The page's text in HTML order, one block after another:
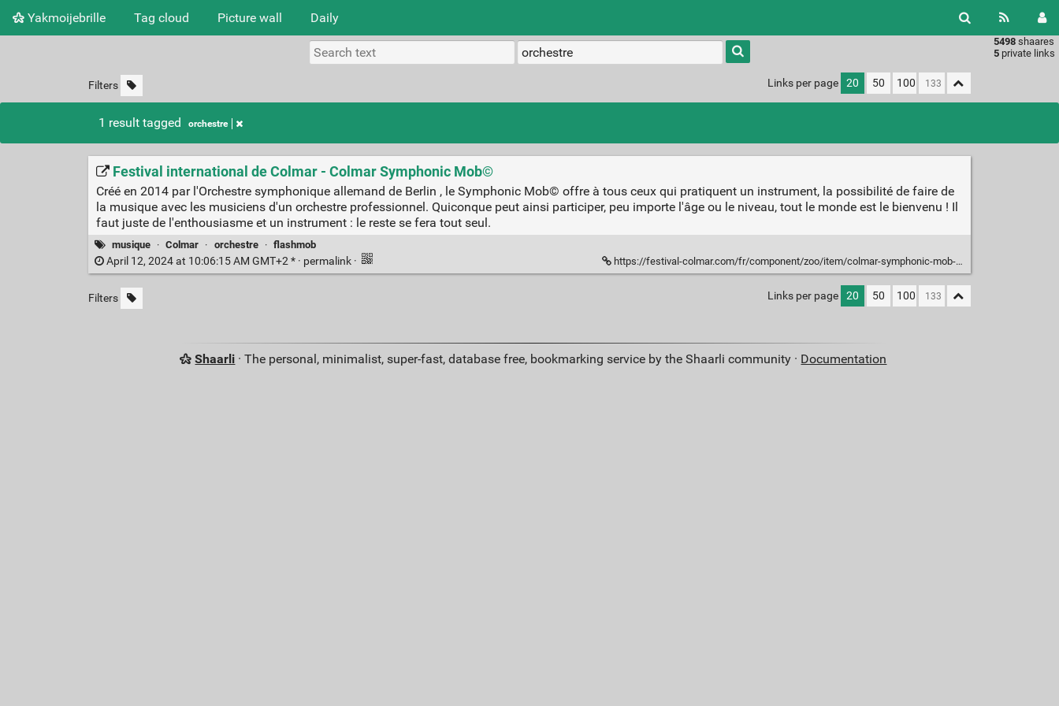
Yakmoijebrille Tag cloud Picture wall Daily
5498 shaares
5 private links
Type 1 or
more
characters
results.
Filters Links per page 20 50 100
1 result tagged orchestre
Festival international de Colmar - Colmar Symphonic Mob©
Créé en 2014 par l'Orchestre symphonique allemand de Berlin , le Symphonic Mob© offre à tous ceux qui pratiquent un instrument, la possibilité de faire de
la musique avec les musiciens d'un orchestre professionnel. Quiconque peut ainsi participer, peu importe l'âge ou le niveau, tout le monde est le bienvenu ! Il
faut juste de l'enthousiasme et un instrument : le reste se fera tout seul.
musique · Colmar · orchestre · flashmob
April 12, 2024 at 10:06:15 AM GMT+2 * · permalink · https://festival-colmar.com/fr/component/zoo/item/colmar-symphonic-mob-c?Itemid=109
Filters Links per page 20 50 100
Shaarli · The personal, minimalist, super-fast, database free, bookmarking service by the Shaarli community · Documentation